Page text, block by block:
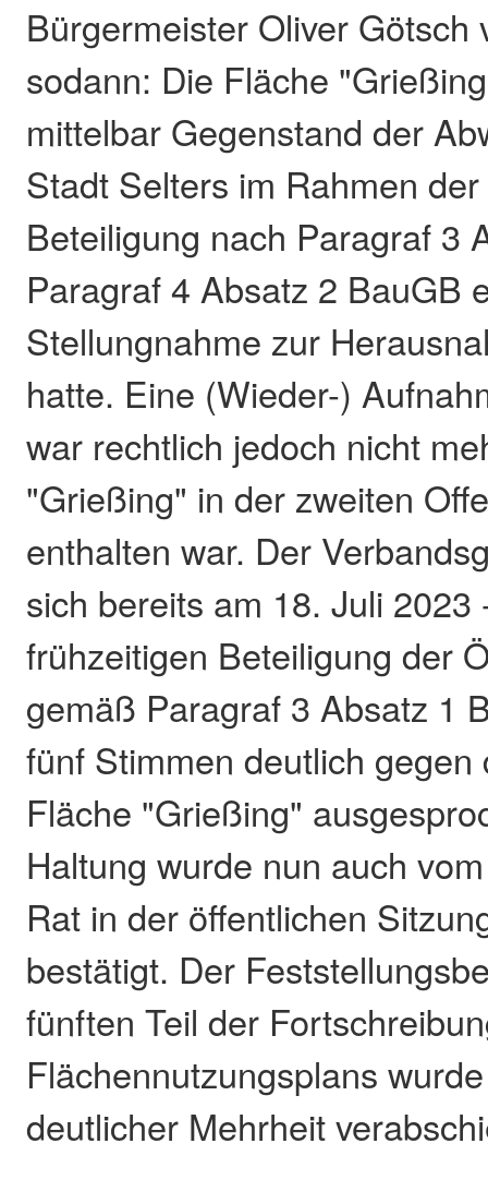
Bürgermeister Oliver Götsch
sodann: Die Fläche
mittelbar Gegenstand der
Stadt Selters im Rahmen
Beteiligung nach Paragraf 3
Paragraf 4 Absatz 2 BauGB
Stellungnahme zur
hatte. Eine (Wieder-)
war rechtlich jedoch nicht
"Grießing" in der zweiten
enthalten war. Der
sich bereits am 18. Juli 2023
frühzeitigen Beteiligung der
gemäß Paragraf 3 Absatz 1
fünf Stimmen deutlich
Fläche "Grießing"
Haltung wurde nun auch
Rat in der öffentlichen
bestätigt. Der
fünften Teil der
Flächennutzungsplans
deutlicher Mehrheit